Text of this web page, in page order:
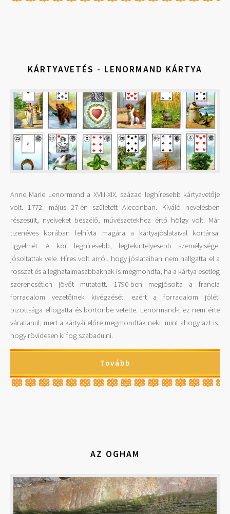
KÁRTYAVETÉS - LENORMAND KÁRTYA
Anne Marie Lenormand a XVIII-XIX. század leghíresebb kártyavetője
volt. 1772. május 27-én született Aleconban. Kiváló nevelésben
részesült, nyelveket beszélő, művészetekhez értő hölgy volt. Már
tizenéves korában felhívta magára a kártyajóslataival kortársai
figyelmét. A kor leghíresebb, legtekintélyesebb személyiségei
jósoltattak vele. Híres volt arról, hogy jóslataiban nem hallgatta el a
rosszat és a leghatalmasabbaknak is megmondta, ha a kártya esetleg
szerencsétlen jövőt mutatott. 1790-ben megjósolta a francia
forradalom vezetőinek kivégzését. ezért a forradalom jóléti
bizottsága elfogatta és börtönbe vetette. Lenormand-t ez nem érte
váratlanul, mert a kártyái előre megmondták neki, mint ahogy azt is,
hogy rövidesen ki fog szabadulni.
Tovább
AZ OGHAM